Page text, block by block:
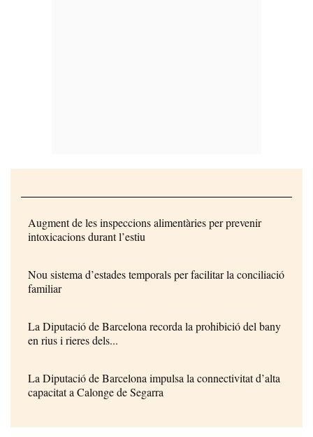
Augment de les inspeccions alimentàries per prevenir
intoxicacions durant l’estiu
Nou sistema d’estades temporals per facilitar la conciliació
familiar
La Diputació de Barcelona recorda la prohibició del bany
en rius i rieres dels...
La Diputació de Barcelona impulsa la connectivitat d’alta
capacitat a Calonge de Segarra